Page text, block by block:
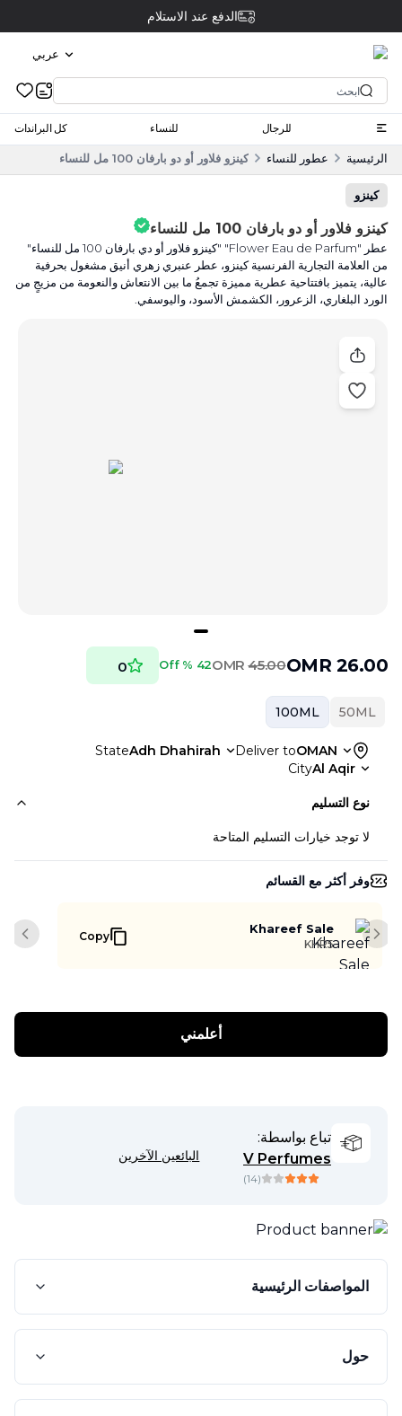
الدفع عند الاستلام
عربي
للرجال للنساء كل البراندات
الرئيسية عطور للنساء كينزو فلاور أو دو بارفان 100 مل للنساء
كينزو
كينزو فلاور أو دو بارفان 100 مل للنساء
عطر "Flower Eau de Parfum" "كينزو فلاور أو دي بارفان 100 مل للنساء"
من العلامة التجارية الفرنسية كينزو، عطر عنبري زهري أنيق مشغول بحرفية
عالية، يتميز بافتتاحية عطرية مميزة تجمعُ ما بين الانتعاش والنعومة من مزيجٍ من
الورد البلغاري، الزعرور، الكشمش الأسود، واليوسفي.
OMR 26.00
OMR 45.00
42 % Off
0
50ML
100ML
Deliver toOMAN
StateAdh Dhahirah
CityAl Aqir
نوع التسليم
لا توجد خيارات التسليم المتاحة
وفر أكثر مع القسائم
Khareef Sale
KHR5
Copy Next slide
أعلمني
تباع بواسطة:
V Perfumes
(
14
)
البائعين الآخرين
المواصفات الرئيسية
حول